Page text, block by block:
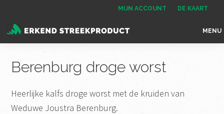
naar
de
naar
de
inhoud
naar
de
MIJN ACCOUNT DE KAART
Erkend
het
enige
onafhankelijke
landelijke
keurmerk
MENU
Berenburg droge worst
Heerlijke kalfs droge worst met de kruiden van
Weduwe Joustra Berenburg.